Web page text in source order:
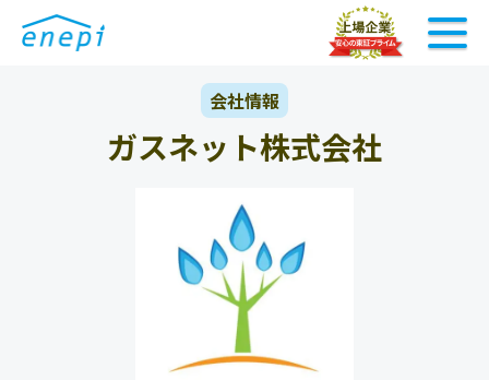
会社情報
ガスネット株式会社